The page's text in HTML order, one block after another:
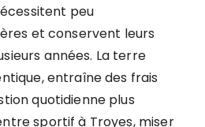
peu
et conservent leurs
années. La terre
entraîne des frais
quotidienne plus
sportif à Troyes, miser